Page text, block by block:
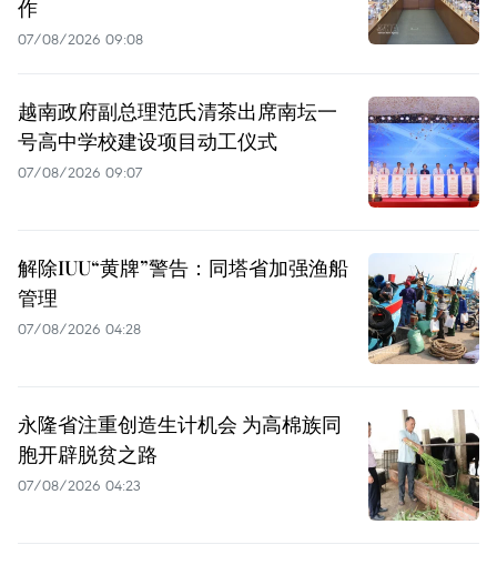
作
07/08/2026 09:08
越南政府副总理范氏清茶出席南坛一
号高中学校建设项目动工仪式
07/08/2026 09:07
解除IUU“黄牌”警告：同塔省加强渔船
管理
07/08/2026 04:28
永隆省注重创造生计机会 为高棉族同
胞开辟脱贫之路
07/08/2026 04:23